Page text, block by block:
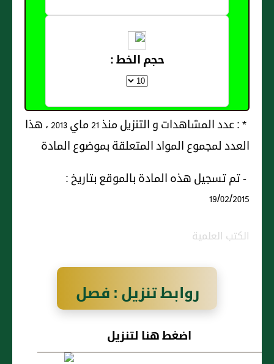
حجم الخط :
* : عدد المشاهدات و التنزيل منذ 21 ماي 2013 ، هذا
العدد لمجموع المواد المتعلقة بموضوع المادة
- تم تسجيل هذه المادة بالموقع بتاريخ :
19/02/2015
الكتب العلمية
روابط تنزيل : فصل
فى ذكر شىء من
الأدوية والأغذية
اضغط هنا لتنزيل